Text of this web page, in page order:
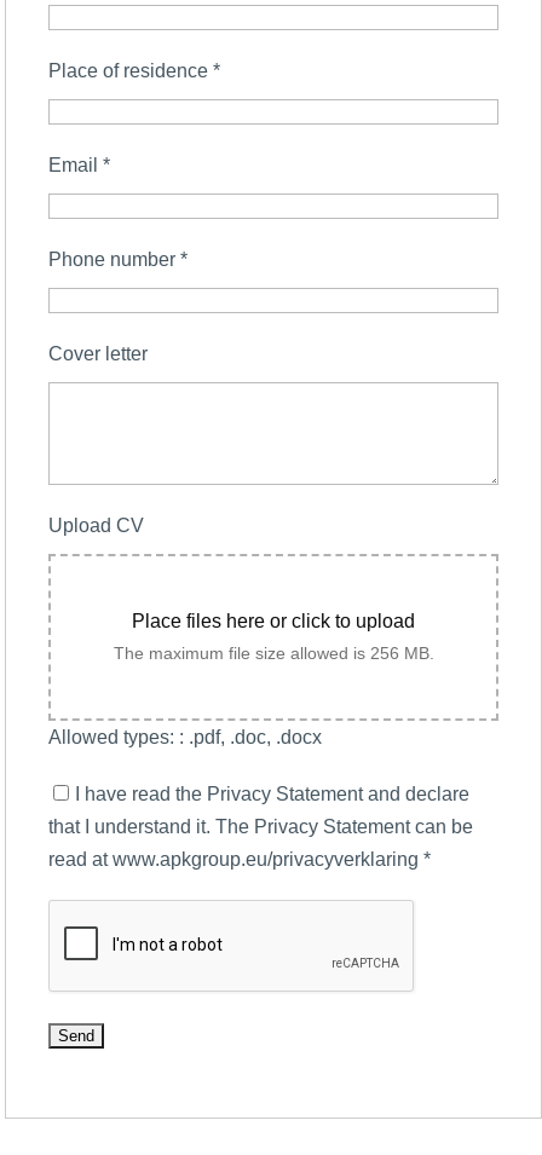
Place of residence*
Email*
Phone number*
Cover letter
Upload CV
Place files here or click to upload
The maximum file size allowed is 256 MB.
Allowed types: : .pdf, .doc, .docx
I have read the Privacy Statement and declare
that I understand it. The Privacy Statement can be
read at www.apkgroup.eu/privacyverklaring*